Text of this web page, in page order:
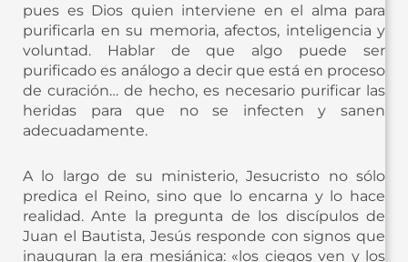
pues es Dios quien interviene en el alma para
purificarla en su memoria, afectos, inteligencia y
voluntad. Hablar de que algo puede ser
purificado es análogo a decir que está en proceso
de curación… de hecho, es necesario purificar las
heridas para que no se infecten y sanen
adecuadamente.
A lo largo de su ministerio, Jesucristo no sólo
predica el Reino, sino que lo encarna y lo hace
realidad. Ante la pregunta de los discípulos de
Juan el Bautista, Jesús responde con signos que
inauguran la era mesiánica: «los ciegos ven y los